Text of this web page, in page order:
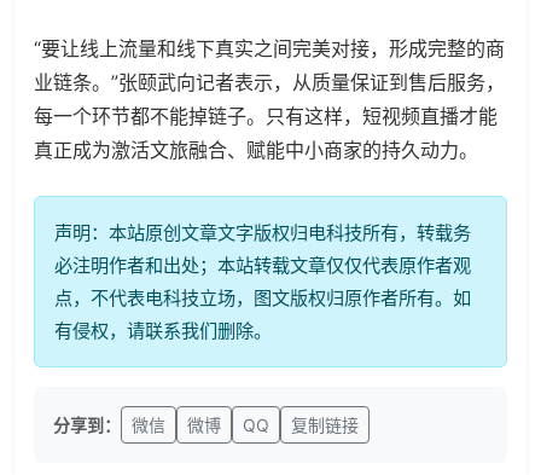
“要让线上流量和线下真实之间完美对接，形成完整的商
业链条。”张颐武向记者表示，从质量保证到售后服务，
每一个环节都不能掉链子。只有这样，短视频直播才能
真正成为激活文旅融合、赋能中小商家的持久动力。
声明：本站原创文章文字版权归电科技所有，转载务
必注明作者和出处；本站转载文章仅仅代表原作者观
点，不代表电科技立场，图文版权归原作者所有。如
有侵权，请联系我们删除。
分享到： 微信 微博 QQ 复制链接